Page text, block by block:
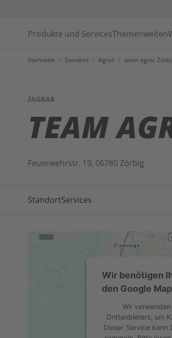
Produkte und ServicesThemenwelten
Startseite / Standort / Agrar / team agrar
AGRAR
TEAM
Feuerwehrstr. 19, 06780 Zörbig
StandortServices
Wir benötigen
den Google
Wir
Drittanbieters, um
Dieser Service kann